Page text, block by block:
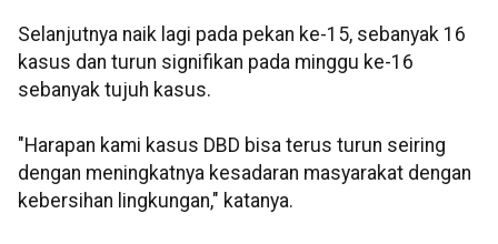
Selanjutnya naik lagi pada pekan ke-15, sebanyak 16
kasus dan turun signifikan pada minggu ke-16
sebanyak tujuh kasus.
"Harapan kami kasus DBD bisa terus turun seiring
dengan meningkatnya kesadaran masyarakat dengan
kebersihan lingkungan," katanya.